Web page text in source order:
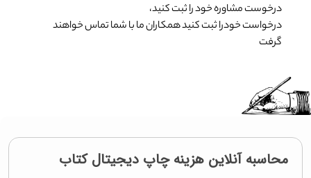
درخوست مشاوره خود را ثبت کنید،
درخواست خودرا ثبت کنید همکاران ما با شما تماس خواهند
گرفت
محاسبه آنلاین هزینه چاپ دیجیتال کتاب